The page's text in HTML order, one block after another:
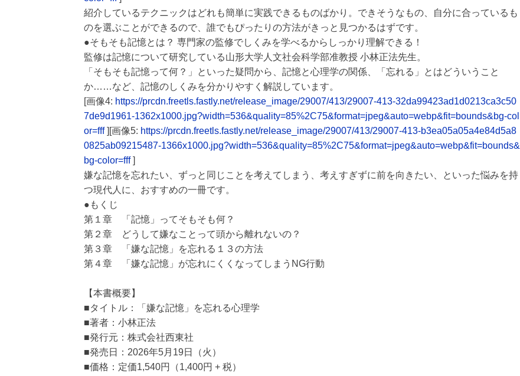
紹介しているテクニックはどれも簡単に実践できるものばかり。できそうなもの、自分に合っているも
のを選ぶことができるので、誰でもぴったりの方法がきっと見つかるはずです。
●そもそも記憶とは？ 専門家の監修でしくみを学べるからしっかり理解できる！
監修は記憶について研究している山形大学人文社会科学部准教授 小林正法先生。
「そもそも記憶って何？」といった疑問から、記憶と心理学の関係、「忘れる」とはどういうこと
か……など、記憶のしくみを分かりやすく解説しています。
[画像4: https://prcdn.freetls.fastly.net/release_image/29007/413/29007-413-32da99423ad1d0213ca3c50
7de9d1961-1362x1000.jpg?width=536&quality=85%2C75&format=jpeg&auto=webp&fit=bounds&bg-col
or=fff][画像5: https://prcdn.freetls.fastly.net/release_image/29007/413/29007-413-b3ea05a05a4e84d5a8
0825ab09215487-1366x1000.jpg?width=536&quality=85%2C75&format=jpeg&auto=webp&fit=bounds&
bg-color=fff]
嫌な記憶を忘れたい、ずっと同じことを考えてしまう、考えすぎずに前を向きたい、といった悩みを持
つ現代人に、おすすめの一冊です。
●もくじ
第１章 「記憶」ってそもそも何？
第２章 どうして嫌なことって頭から離れないの？
第３章 「嫌な記憶」を忘れる１３の方法
第４章 「嫌な記憶」が忘れにくくなってしまうNG行動
【本書概要】
■タイトル：「嫌な記憶」を忘れる心理学
■著者：小林正法
■発行元：株式会社西東社
■発売日：2026年5月19日（火）
■価格：定価1,540円（1,400円 + 税）